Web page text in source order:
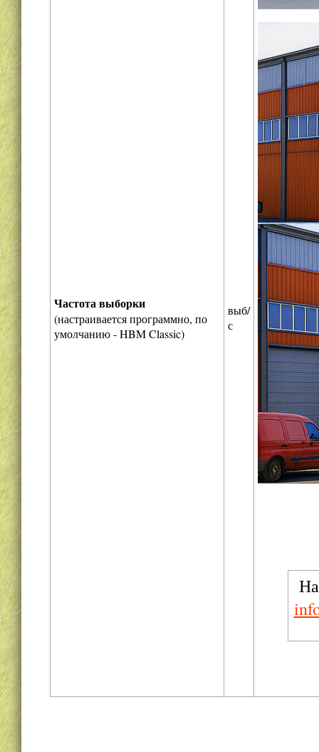
Частота выборки
(настраивается программно, по
умолчанию - HBM Classic)
выб/
с